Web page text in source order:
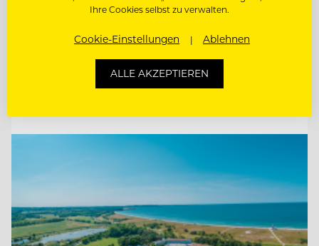
RANG/RESTAURANTFACHMANN/FRAU
Ihre Cookies selbst zu verwalten.
Cookie-Einstellungen Ablehnen
ALLE AKZEPTIEREN